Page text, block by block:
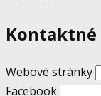
Webové stránky
Facebook